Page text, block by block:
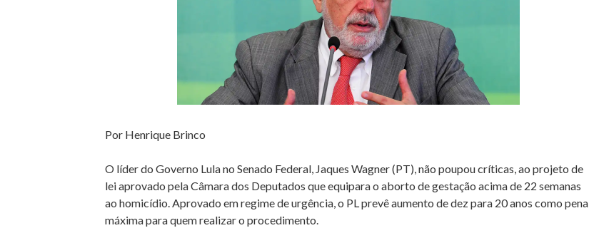
Por Henrique Brinco
O líder do Governo Lula no Senado Federal, Jaques Wagner (PT), não poupou críticas, ao projeto de
lei aprovado pela Câmara dos Deputados que equipara o aborto de gestação acima de 22 semanas
ao homicídio. Aprovado em regime de urgência, o PL prevê aumento de dez para 20 anos como pena
máxima para quem realizar o procedimento.